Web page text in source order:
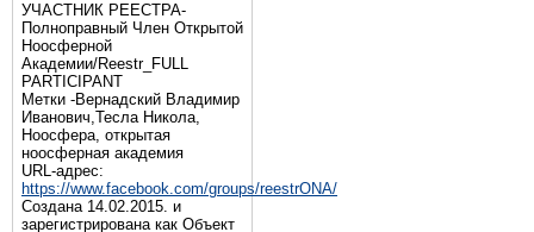
УЧАСТНИК РЕЕСТРА-
Полноправный Член Открытой
Ноосферной
Академии/Reestr_FULL
PARTICIPANT
Метки -Вернадский Владимир
Иванович,Тесла Никола,
Ноосфера, открытая
ноосферная академия
URL-адрес:
https://www.facebook.com/groups/reestrONA/
Создана 14.02.2015. и
зарегистрирована как Объект